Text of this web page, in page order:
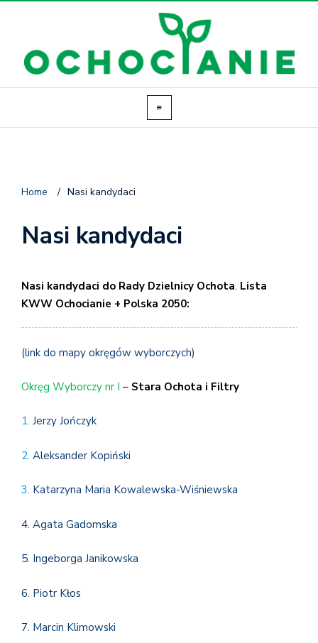
Home / Nasi kandydaci
Nasi kandydaci
Nasi kandydaci do Rady Dzielnicy Ochota. Lista
KWW Ochocianie + Polska 2050:
(link do mapy okręgów wyborczych)
Okręg Wyborczy nr I – Stara Ochota i Filtry
1. Jerzy Jończyk
2. Aleksander Kopiński
3. Katarzyna Maria Kowalewska-Wiśniewska
4. Agata Gadomska
5. Ingeborga Janikowska
6. Piotr Kłos
7. Marcin Klimowski